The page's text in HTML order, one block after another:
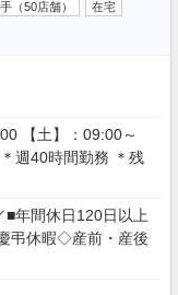
（50店舗）
在宅
【土】：09:00～
週40時間勤務 ＊残
■年間休日120日以上
弔休暇◇産前・産後